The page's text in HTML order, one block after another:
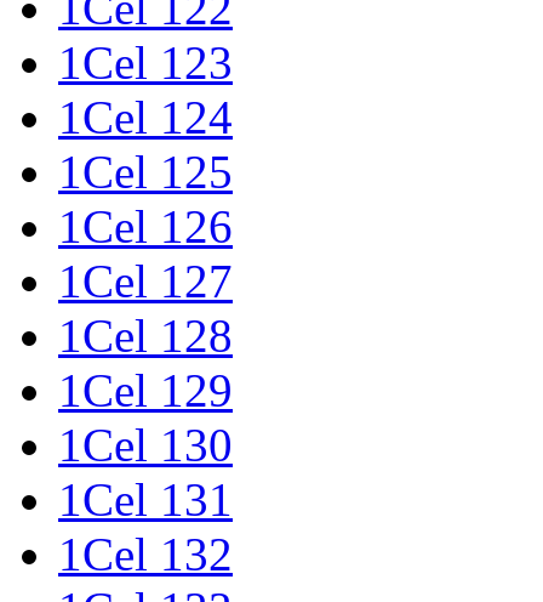
1Cel 123
1Cel 124
1Cel 125
1Cel 126
1Cel 127
1Cel 128
1Cel 129
1Cel 130
1Cel 131
1Cel 132